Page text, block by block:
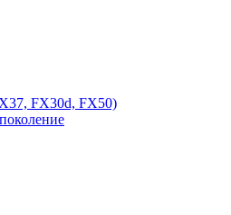
FX30d, FX50)